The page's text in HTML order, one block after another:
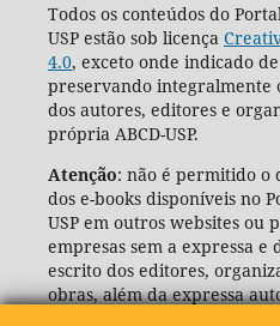
Todos os conteúdos do
USP estão sob licença
4.0, exceto onde indicado
preservando integralmente
dos autores, editores e
própria ABCD-USP.
Atenção: não é permitido o
dos e-books disponíveis no
USP em outros websites ou
empresas sem a expressa
escrito dos editores,
obras, além da expressa